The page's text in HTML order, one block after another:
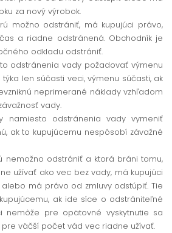
za nový výrobok.
možno odstrániť, má kupujúci právo,
a riadne odstránená. Obchodník je
odkladu odstrániť.
odstránenia vady požadovať výmenu
len súčasti veci, výmenu súčasti, ak
neprimerané náklady vzhľadom
vady.
namiesto odstránenia vady vymeniť
ak to kupujúcemu nespôsobí závažné
nemožno odstrániť a ktorá bráni tomu,
užívať ako vec bez vady, má kupujúci
má právo od zmluvy odstúpiť. Tie
ak ide síce o odstrániteľné
nemôže pre opätovné vyskytnutie sa
väčší počet vád vec riadne užívať.